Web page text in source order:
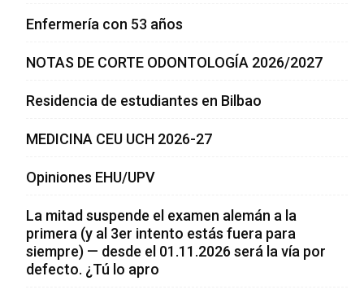
Enfermería con 53 años
NOTAS DE CORTE ODONTOLOGÍA 2026/2027
Residencia de estudiantes en Bilbao
MEDICINA CEU UCH 2026-27
Opiniones EHU/UPV
La mitad suspende el examen alemán a la
primera (y al 3er intento estás fuera para
siempre) — desde el 01.11.2026 será la vía por
defecto. ¿Tú lo apro